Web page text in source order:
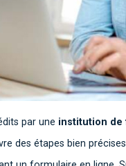
par une institution de
des étapes bien